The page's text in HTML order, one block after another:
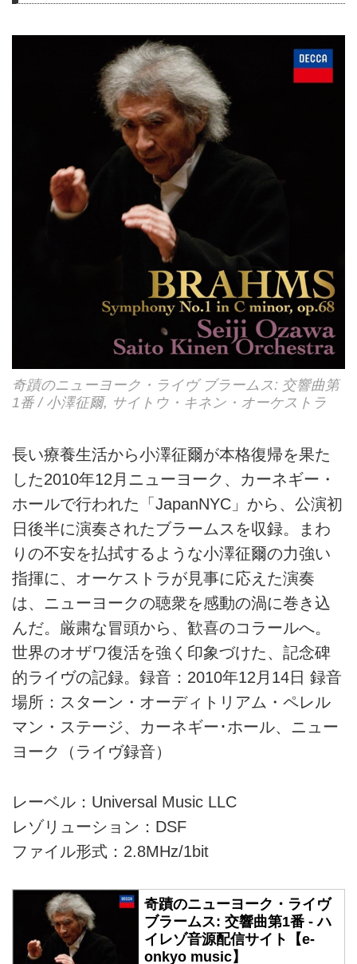
奇蹟のニューヨーク・ライヴ ブラームス: 交響曲第
1番 / 小澤征爾, サイトウ・キネン・オーケストラ
長い療養生活から小澤征爾が本格復帰を果た
した2010年12月ニューヨーク、カーネギー・
ホールで行われた「JapanNYC」から、公演初
日後半に演奏されたブラームスを収録。まわ
りの不安を払拭するような小澤征爾の力強い
指揮に、オーケストラが見事に応えた演奏
は、ニューヨークの聴衆を感動の渦に巻き込
んだ。厳粛な冒頭から、歓喜のコラールへ。
世界のオザワ復活を強く印象づけた、記念碑
的ライヴの記録。録音：2010年12月14日 録音
場所：スターン・オーディトリアム・ペレル
マン・ステージ、カーネギー･ホール、ニュー
ヨーク（ライヴ録音）
レーベル：Universal Music LLC
レゾリューション：DSF
ファイル形式：2.8MHz/1bit
奇蹟のニューヨーク・ライヴ
ブラームス: 交響曲第1番 - ハ
イレゾ音源配信サイト【e-
onkyo music】